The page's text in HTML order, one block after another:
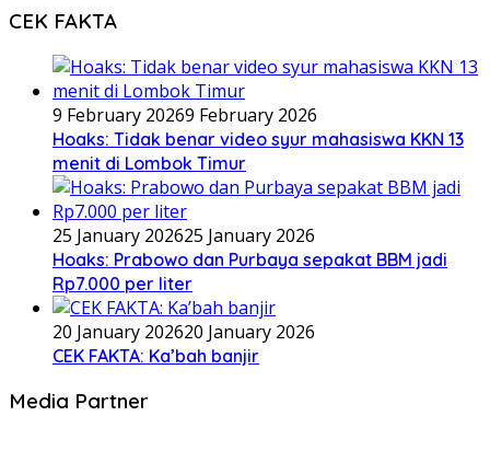
CEK FAKTA
9 February 20269 February 2026
Hoaks: Tidak benar video syur mahasiswa KKN 13
menit di Lombok Timur
25 January 202625 January 2026
Hoaks: Prabowo dan Purbaya sepakat BBM jadi
Rp7.000 per liter
20 January 202620 January 2026
CEK FAKTA: Ka’bah banjir
Media Partner